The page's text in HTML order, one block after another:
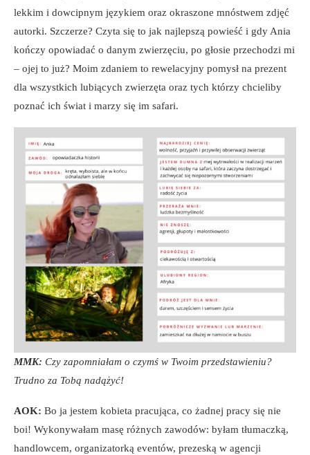
lekkim i dowcipnym językiem oraz okraszone mnóstwem zdjęć
autorki. Szczerze? Czyta się to jak najlepszą powieść i gdy Ania
kończy opowiadać o danym zwierzęciu, po głosie przechodzi mi
– ojej to już? Moim zdaniem to rewelacyjny pomysł na prezent
dla wszystkich lubiących zwierzęta oraz tych którzy chcieliby
poznać ich świat i marzy się im safari.
MMK: Czy zapomniałam o czymś w Twoim przedstawieniu?
Trudno za Tobą nadążyć!
AOK: Bo ja jestem kobieta pracująca, co żadnej pracy się nie
boi! Wykonywałam masę różnych zawodów: byłam tłumaczką,
handlowcem, organizatorką eventów, prezeską w agencji